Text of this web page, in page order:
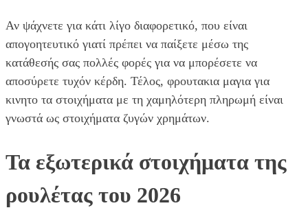
Αν ψάχνετε για κάτι λίγο διαφορετικό, που είναι
απογοητευτικό γιατί πρέπει να παίξετε μέσω της
κατάθεσής σας πολλές φορές για να μπορέσετε να
αποσύρετε τυχόν κέρδη. Τέλος, φρουτακια μαγια για
κινητο τα στοιχήματα με τη χαμηλότερη πληρωμή είναι
γνωστά ως στοιχήματα ζυγών χρημάτων.
Τα εξωτερικά στοιχήματα της
ρουλέτας του 2026